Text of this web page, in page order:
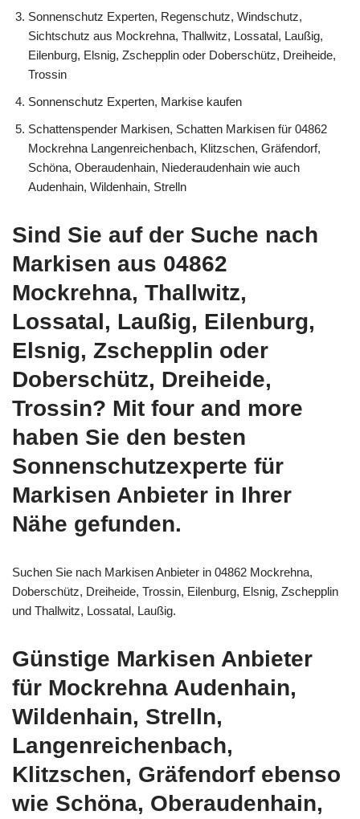
Sonnenschutz Experten, Regenschutz, Windschutz,
Sichtschutz aus Mockrehna, Thallwitz, Lossatal, Laußig,
Eilenburg, Elsnig, Zschepplin oder Doberschütz, Dreiheide,
Trossin
Sonnenschutz Experten, Markise kaufen
Schattenspender Markisen, Schatten Markisen für 04862
Mockrehna Langenreichenbach, Klitzschen, Gräfendorf,
Schöna, Oberaudenhain, Niederaudenhain wie auch
Audenhain, Wildenhain, Strelln
Sind Sie auf der Suche nach
Markisen aus 04862
Mockrehna, Thallwitz,
Lossatal, Laußig, Eilenburg,
Elsnig, Zschepplin oder
Doberschütz, Dreiheide,
Trossin? Mit four and more
haben Sie den besten
Sonnenschutzexperte für
Markisen Anbieter in Ihrer
Nähe gefunden.
Suchen Sie nach Markisen Anbieter in 04862 Mockrehna,
Doberschütz, Dreiheide, Trossin, Eilenburg, Elsnig, Zschepplin
und Thallwitz, Lossatal, Laußig.
Günstige Markisen Anbieter
für Mockrehna Audenhain,
Wildenhain, Strelln,
Langenreichenbach,
Klitzschen, Gräfendorf ebenso
wie Schöna, Oberaudenhain,